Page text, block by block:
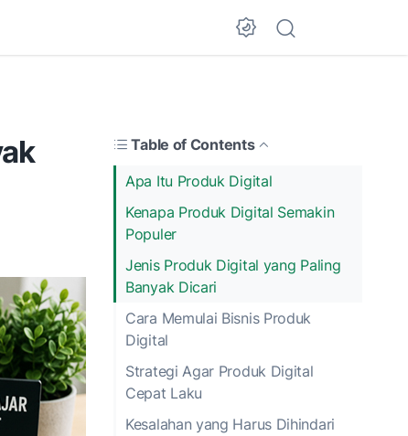
Table of Contents
Apa Itu Produk Digital
Kenapa Produk Digital Semakin
Populer
Jenis Produk Digital yang Paling
Banyak Dicari
Cara Memulai Bisnis Produk
Digital
Strategi Agar Produk Digital
Cepat Laku
Kesalahan yang Harus Dihindari